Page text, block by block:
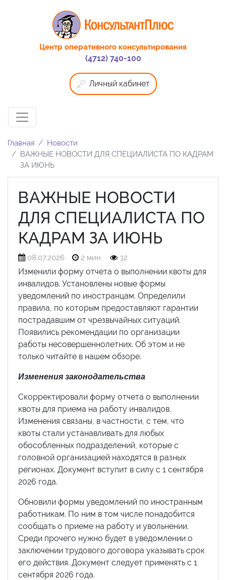
Центр оперативного консультирования
(4712) 740-100
Личный кабинет
Главная
Новости
ВАЖНЫЕ НОВОСТИ ДЛЯ СПЕЦИАЛИСТА ПО КАДРАМ
ЗА ИЮНЬ
ВАЖНЫЕ НОВОСТИ
ДЛЯ СПЕЦИАЛИСТА ПО
КАДРАМ ЗА ИЮНЬ
08.07.2026 2 мин. 32
Изменили форму отчета о выполнении квоты для
инвалидов. Установлены новые формы
уведомлений по иностранцам. Определили
правила, по которым предоставляют гарантии
пострадавшим от чрезвычайных ситуаций.
Появились рекомендации по организации
работы несовершеннолетних. Об этом и не
только читайте в нашем обзоре.
Изменения законодательства
Скорректировали форму отчета о выполнении
квоты для приема на работу инвалидов.
Изменения связаны, в частности, с тем, что
квоты стали устанавливать для любых
обособленных подразделений, которые с
головной организацией находятся в разных
регионах. Документ вступит в силу с 1 сентября
2026 года.
Обновили формы уведомлений по иностранным
работникам. По ним в том числе понадобится
сообщать о приеме на работу и увольнении.
Среди прочего нужно будет в уведомлении о
заключении трудового договора указывать срок
его действия. Документ следует применять с 1
сентября 2026 года.